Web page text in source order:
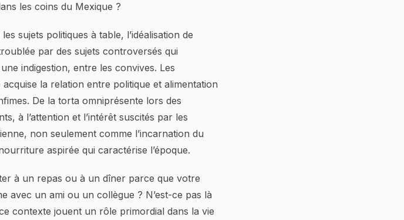
les coins du Mexique ?
sujets politiques à table, l’idéalisation de
par des sujets controversés qui
indigestion, entre les convives. Les
la relation entre politique et alimentation
De la torta omniprésente lors des
à l’attention et l’intérêt suscités par les
non seulement comme l’incarnation du
aspirée qui caractérise l’époque.
à un repas ou à un dîner parce que votre
avec un ami ou un collègue ? N’est-ce pas là
contexte jouent un rôle primordial dans la vie